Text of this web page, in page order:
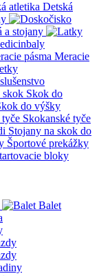
Detská
a stojany
Meracie
Skok do
do výšky
Skokanské tyče
Stojany na skok do
Športové prekážky
Balet